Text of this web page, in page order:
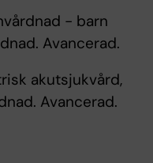
- barn
Avancerad.
akutsjukvård,
Avancerad.